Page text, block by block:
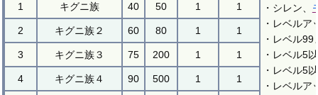
1 キグニ族 40 50 1 1 ・シレン、
・レベル
・レベル
・レベル5
・レベル5
・レベル
2 キグニ族２ 60 80 1 1
3 キグニ族３ 75 200 1 1
4 キグニ族４ 90 500 1 1